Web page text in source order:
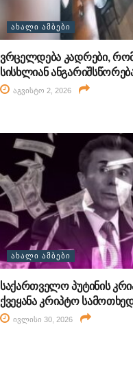
ᲐᲮᲐᲚᲘ ᲐᲛᲑᲔᲑᲘ
ვრცელდება კადრები,
სისხლიან
აგვისტო 2, 2026
ᲐᲮᲐᲚᲘ ᲐᲛᲑᲔᲑᲘ
საქართველო პუტინის
ქვეყანა კრიპტო
ივლისი 30, 2026